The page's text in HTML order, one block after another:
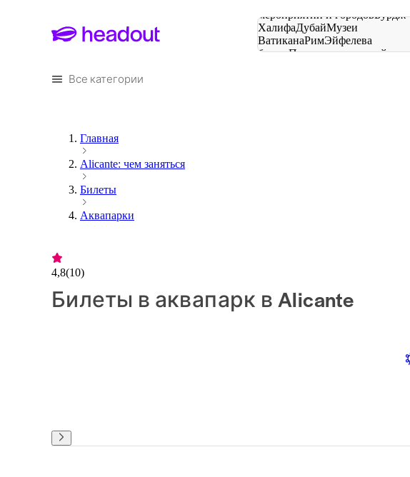
мероприятий и городовБурдж-
ХалифаДубайМузеи
ВатиканаРимЭйфелева
башняПарижмероприятий и
Все категории
Главная
Alicante: чем заняться
Билеты
Аквапарки
4,8(10)
Билеты в аквапарк в Alicante